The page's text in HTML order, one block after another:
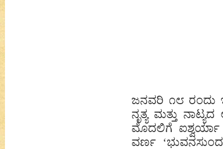
ಜನವರಿ ೧೮ ರಂದು
ನೃತ್ಯ ಮತ್ತು
ಮೊದಲಿಗೆ ಐಶ್ವರ್ಯಾ
ವರ್ಣ ‘